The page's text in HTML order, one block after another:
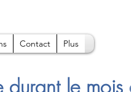
Contact Plus